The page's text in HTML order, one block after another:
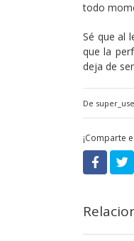
todo
Sé que al
que la
deja de
De
¡Comparte